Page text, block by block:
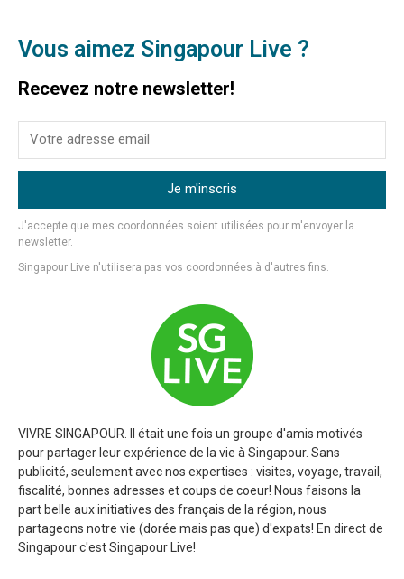
Vous aimez Singapour Live ?
Recevez notre newsletter!
Je m'inscris
J'accepte que mes coordonnées soient utilisées pour m'envoyer la
newsletter.
Singapour Live n'utilisera pas vos coordonnées à d'autres fins.
VIVRE SINGAPOUR. Il était une fois un groupe d'amis motivés
pour partager leur expérience de la vie à Singapour. Sans
publicité, seulement avec nos expertises : visites, voyage, travail,
fiscalité, bonnes adresses et coups de coeur! Nous faisons la
part belle aux initiatives des français de la région, nous
partageons notre vie (dorée mais pas que) d'expats! En direct de
Singapour c'est Singapour Live!